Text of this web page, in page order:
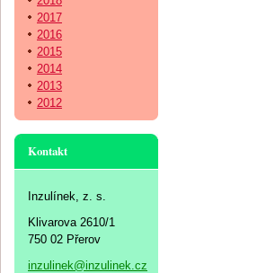
2017
2016
2015
2014
2013
2012
Kontakt
Inzulínek, z. s.
Klivarova 2610/1
750 02 Přerov
inzulinek@inzulinek.cz